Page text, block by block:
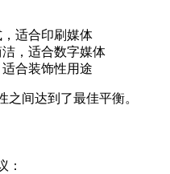
适合印刷媒体
，适合数字媒体
合装饰性用途
间达到了最佳平衡。
：